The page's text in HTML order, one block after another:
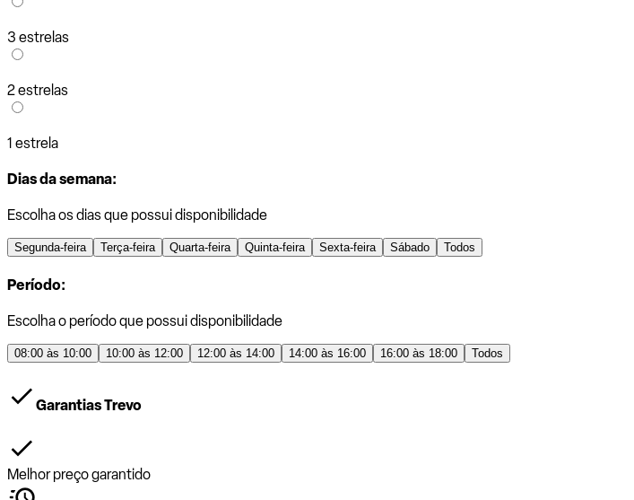
3 estrelas
2 estrelas
1 estrela
Dias da semana:
Escolha os dias que possui disponibilidade
Segunda-feira Terça-feira Quarta-feira Quinta-feira Sexta-feira Sábado Todos
Período:
Escolha o período que possui disponibilidade
08:00 às 10:00 10:00 às 12:00 12:00 às 14:00 14:00 às 16:00 16:00 às 18:00 Todos
Garantias Trevo
Melhor preço garantido